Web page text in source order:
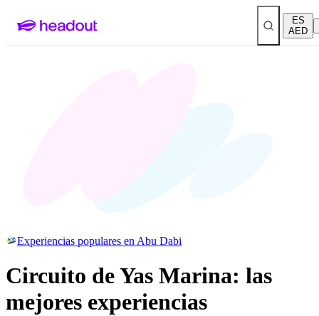
ES
AED
Experiencias populares en Abu Dabi
Circuito de Yas Marina: las
mejores experiencias